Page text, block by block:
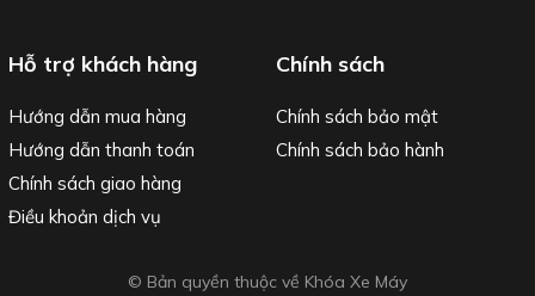
Hỗ trợ khách hàng
Hướng dẫn mua hàng
Hướng dẫn thanh toán
Chính sách giao hàng
Điều khoản dịch vụ
Chính sách
Chính sách bảo mật
Chính sách bảo hành
© Bản quyền thuộc về Khóa Xe Máy